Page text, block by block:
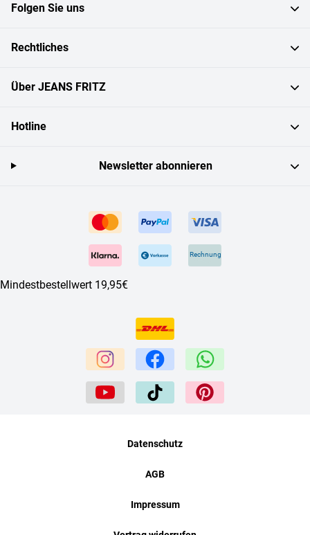
Folgen Sie uns
Rechtliches
Über JEANS FRITZ
Hotline
Rechnung
Mindestbestellwert 19,95€
Newsletter abonnieren
Datenschutz
AGB
Impressum